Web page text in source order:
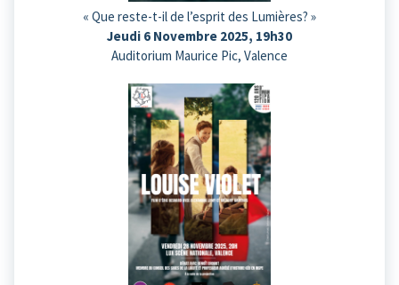
« Que reste-t-il de l’esprit des Lumières? »
Jeudi 6 Novembre 2025, 19h30
Auditorium Maurice Pic, Valence